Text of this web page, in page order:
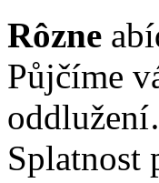
Rôzne
Půjčíme
Splatnost